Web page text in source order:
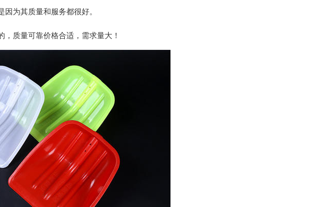
滨工程管
为其质量和服务都很好。
质量可靠价格合适，需求量大！